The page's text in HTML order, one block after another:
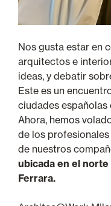
Nos gusta estar en
arquitectos e
ideas, y debatir
Este es un
ciudades españolas
Ahora, hemos
de los
de nuestros
ubicada en el norte
Ferrara.